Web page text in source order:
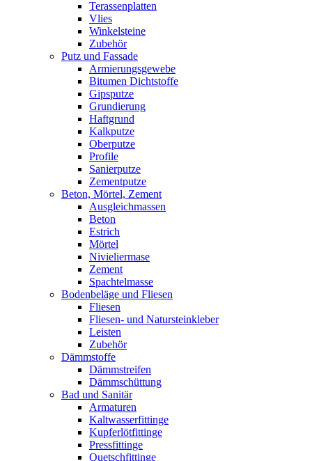
Terassenplatten
Vlies
Winkelsteine
Zubehör
Putz und Fassade
Armierungsgewebe
Bitumen Dichtstoffe
Gipsputze
Grundierung
Haftgrund
Kalkputze
Oberputze
Profile
Sanierputze
Zementputze
Beton, Mörtel, Zement
Ausgleichmassen
Beton
Estrich
Mörtel
Nivieliermase
Zement
Spachtelmasse
Bodenbeläge und Fliesen
Fliesen
Fliesen- und Natursteinkleber
Leisten
Zubehör
Dämmstoffe
Dämmstreifen
Dämmschüttung
Bad und Sanitär
Armaturen
Kaltwasserfittinge
Kupferlötfittinge
Pressfittinge
Quetschfittinge